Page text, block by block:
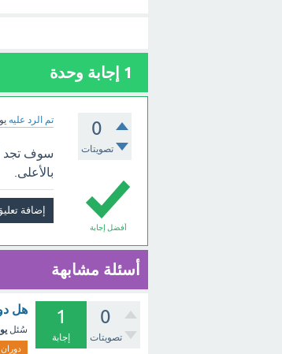
1 إجابة وحدة
0
تصويتات
تم الرد عليه
أفضل إجابة
سوف تجد
بالأعلى.
أسئلة مشابهة
0
تصويتات
1
إجابة
هل
سُئل
دوران